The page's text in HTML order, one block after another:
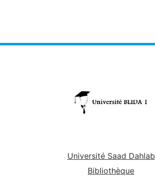
Université Saad Dahlab
Bibliothèque